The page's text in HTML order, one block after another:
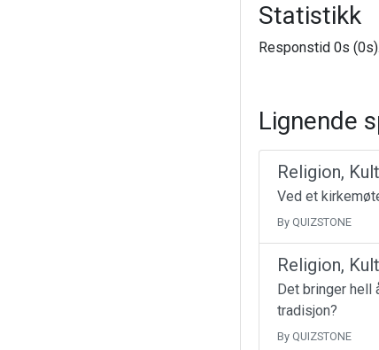
Statistikk
Responstid 0s
Lignende
Religion,
Ved et
By QUIZSTONE
Religion,
Det bringer hell
tradisjon?
By QUIZSTONE